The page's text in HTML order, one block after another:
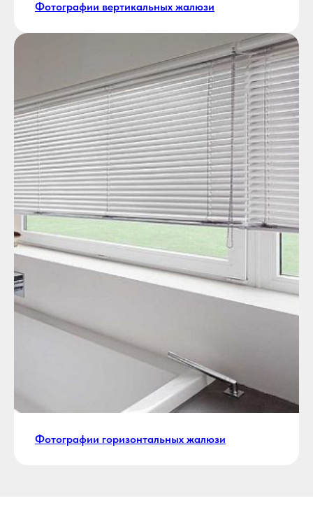
Фотографии вертикальных жалюзи
Фотографии горизонтальных жалюзи